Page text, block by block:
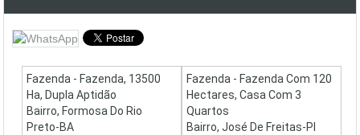
Fazenda - Fazenda, 13500
Ha, Dupla Aptidão
Bairro, Formosa Do Rio
Preto-BA
Fazenda - Fazenda Com 120
Hectares, Casa Com 3
Quartos
Bairro, José De Freitas-PI